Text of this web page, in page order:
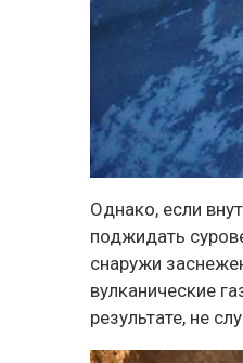
Однако, если
поджидать
снаружи
вулканические
результате, не